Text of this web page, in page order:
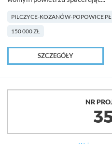
PILCZYCE-KOZANÓW-POPOWICE
150 000 ZŁ
SZCZEGÓŁY
NR